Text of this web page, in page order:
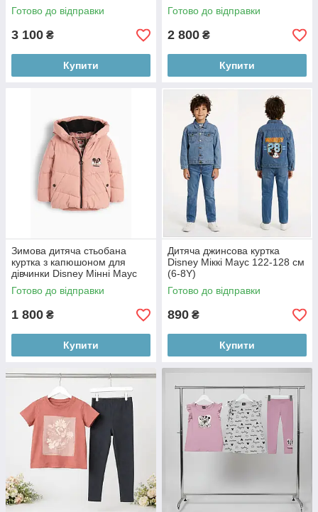
Готово до відправки
3 100 ₴
Купити
Готово до відправки
2 800 ₴
Купити
Зимова дитяча стьобана
куртка з капюшоном для
дівчинки Disney Мінні Маус
92 см (2Y)
Готово до відправки
1 800 ₴
Купити
Дитяча джинсова куртка
Disney Міккі Маус 122-128 см
(6-8Y)
Готово до відправки
890 ₴
Купити